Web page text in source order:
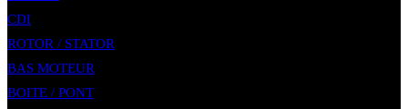
CDI
ROTOR / STATOR
BAS MOTEUR
BOITE / PONT